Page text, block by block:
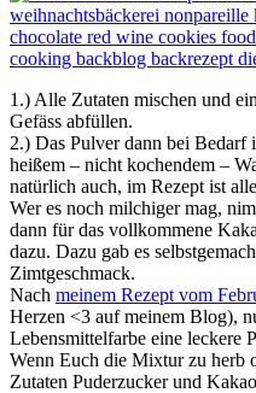
1.) Alle Zutaten mischen und
Gefäss abfüllen.
2.) Das Pulver dann bei Bedarf
heißem – nicht kochendem –
natürlich auch, im Rezept ist
Wer es noch milchiger mag,
dann für das vollkommene
dazu. Dazu gab es
Zimtgeschmack.
Nach meinem Rezept vom
Herzen <3 auf meinem Blog),
Lebensmittelfarbe eine leckere
Wenn Euch die Mixtur zu herb
Zutaten Puderzucker und